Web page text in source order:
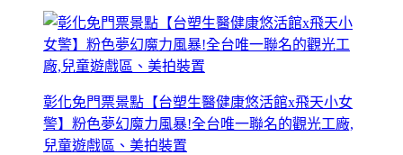
彰化免門票景點【台塑生醫健康悠活館x飛天小女
警】粉色夢幻魔力風暴!全台唯一聯名的觀光工廠,
兒童遊戲區、美拍裝置